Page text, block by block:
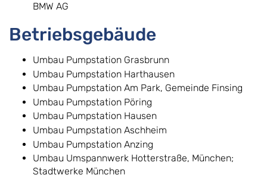
BMW AG
Betriebsgebäude
Umbau Pumpstation Grasbrunn
Umbau Pumpstation Harthausen
Umbau Pumpstation Am Park, Gemeinde Finsing
Umbau Pumpstation Pöring
Umbau Pumpstation Hausen
Umbau Pumpstation Aschheim
Umbau Pumpstation Anzing
Umbau Umspannwerk Hotterstraße, München;
Stadtwerke München